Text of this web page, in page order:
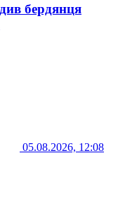
бердянця
05.08.2026, 12:08